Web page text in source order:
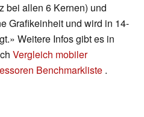
bei allen 6 Kernen) und
Grafikeinheit und wird in 14-
Weitere Infos gibt es in
Vergleich mobiler
Benchmarkliste .